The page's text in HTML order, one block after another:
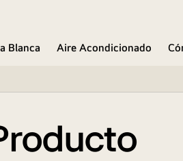
Blanca Aire Acondicionado